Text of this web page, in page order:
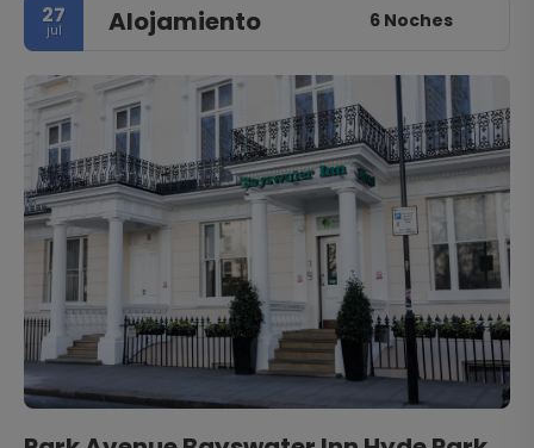
27
jul Alojamiento 6 Noches